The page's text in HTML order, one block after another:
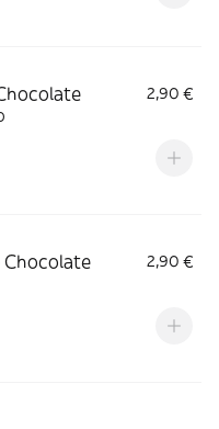
2,90 €
Chocolate
2,90 €